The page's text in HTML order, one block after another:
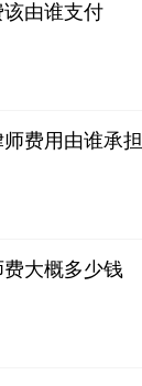
由谁支付
费用由谁承担
大概多少钱